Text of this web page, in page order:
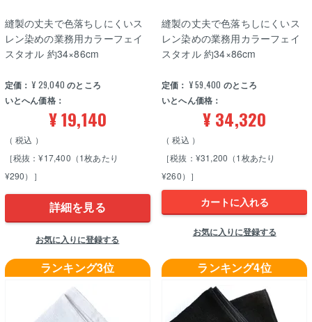
定価： ¥ 29,040 のところ
いとへん価格：
¥19,140
税込
［税抜：¥17,400（1枚あたり
¥290）］
縫製の丈夫で色落ちしにくいス
レン染めの業務用カラーフェイ
スタオル 約34×86cm
詳細を見る
お気に入りに登録する
定価： ¥59,400 のところ
いとへん価格：
¥34,320
税込
［税抜：¥31,200（1枚あたり
¥260）］
縫製の丈夫で色落ちしにくいス
レン染めの業務用カラーフェイ
スタオル 約34×86cm
カートに入れる
お気に入りに登録する
ランキング3位 ランキング4位